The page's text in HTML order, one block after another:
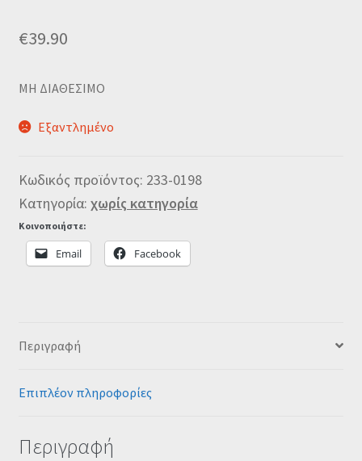
€39.90
MΗ ΔΙΑΘΕΣΙΜΟ
Εξαντλημένο
Κωδικός προϊόντος: 233-0198
Κατηγορία: χωρίς κατηγορία
Κοινοποιήστε:
Email Facebook
Περιγραφή
Επιπλέον πληροφορίες
Περιγραφή